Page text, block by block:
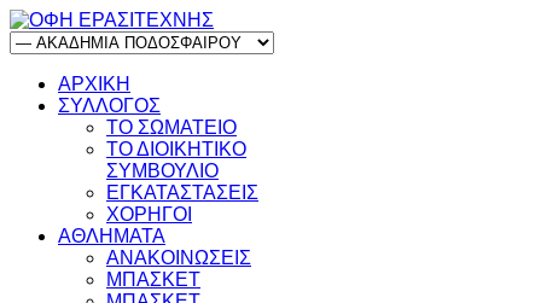
ΑΡΧΙΚΗ
ΣΥΛΛΟΓΟΣ
ΤΟ ΣΩΜΑΤΕΙΟ
ΤΟ ΔΙΟΙΚΗΤΙΚΟ
ΣΥΜΒΟΥΛΙΟ
ΕΓΚΑΤΑΣΤΑΣΕΙΣ
ΧΟΡΗΓΟΙ
ΑΘΛΗΜΑΤΑ
ΑΝΑΚΟΙΝΩΣΕΙΣ
ΜΠΑΣΚΕΤ